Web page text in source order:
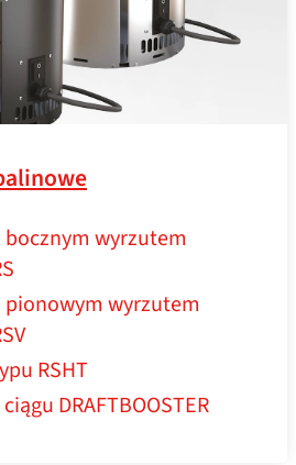
wyrzutem
wyrzutem
RSHT
DRAFTBOOSTER